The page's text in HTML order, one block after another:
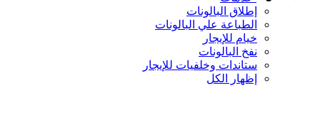
إطلاق البالونات
الطباعة علي البالونات
خيام للإيجار
نفخ البالونات
ستاندات وخلفيات للإيجار
إظهار الكل